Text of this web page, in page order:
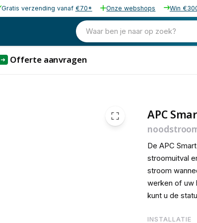
Gratis verzending vanaf €70* Onze webshops Win
Waar ben je naar op zoek?
➜ Offerte aanvragen
APC
De APC
stroomuitval
stroom
werken of uw
kunt u de
INSTALLATIE
383,68 excl. btw
464,25 incl. btw